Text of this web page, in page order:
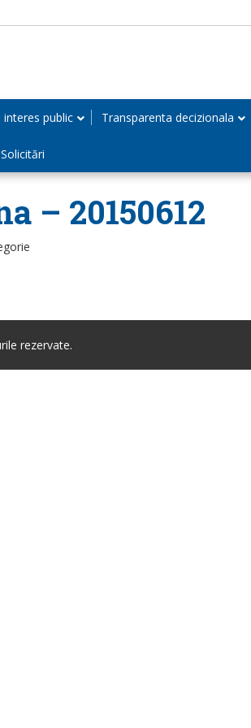
public Transparenta decizionala
– 20150612
rezervate.